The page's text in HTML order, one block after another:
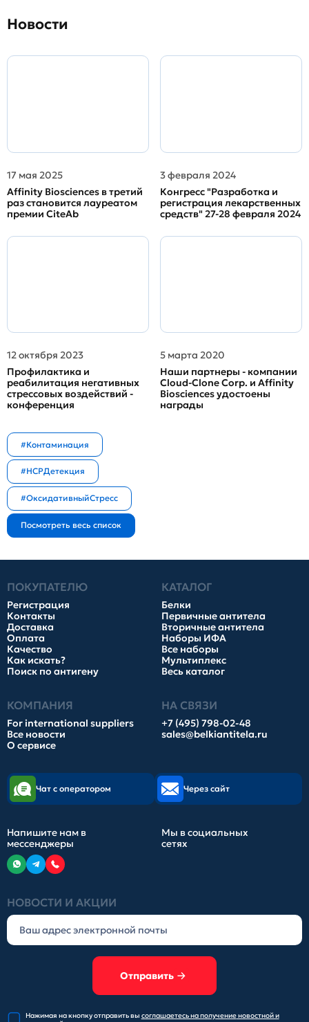
Новости
17 мая 2025
Affinity Biosciences в третий
раз становится лауреатом
премии CiteAb
3 февраля 2024
Конгресс "Разработка и
регистрация лекарственных
средств" 27-28 февраля 2024
12 октября 2023
Профилактика и
реабилитация негативных
стрессовых воздействий -
конференция
5 марта 2020
Наши партнеры - компании
Cloud-Clone Corp. и Affinity
Biosciences удостоены
награды
#Контаминация
#HCPДетекция
#ОксидативныйСтресс
ПОКУПАТЕЛЮ
Регистрация
Контакты
Доставка
Оплата
Качество
Как искать?
Поиск по антигену
КАТАЛОГ
Белки
Первичные антитела
Вторичные антитела
Наборы ИФА
Все наборы
Мультиплекс
Весь каталог
КОМПАНИЯ
For international suppliers
Все новости
О сервисе
НА СВЯЗИ
+7 (495) 798-02-48
sales@belkiantitela.ru
НОВОСТИ И АКЦИИ
Отправить
Нажимая на кнопку отправитьвы соглашаетесь на получениеновостной и
Чат с оператором Через сайт
Напишите нам в
мессенджеры
Мы в социальных
сетях